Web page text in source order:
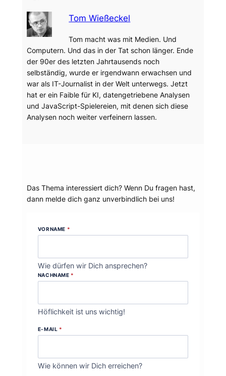
Tom Wießeckel
Tom macht was mit Medien. Und
Computern. Und das in der Tat schon länger. Ende
der 90er des letzten Jahrtausends noch
selbständig, wurde er irgendwann erwachsen und
war als IT-Journalist in der Welt unterwegs. Jetzt
hat er ein Faible für KI, datengetriebene Analysen
und JavaScript-Spielereien, mit denen sich diese
Analysen noch weiter verfeinern lassen.
Das Thema interessiert dich? Wenn Du fragen hast,
dann melde dich ganz unverbindlich bei uns!
VORNAME *
Wie dürfen wir Dich ansprechen?
NACHNAME *
Höflichkeit ist uns wichtig!
E-MAIL *
Wie können wir Dich erreichen?